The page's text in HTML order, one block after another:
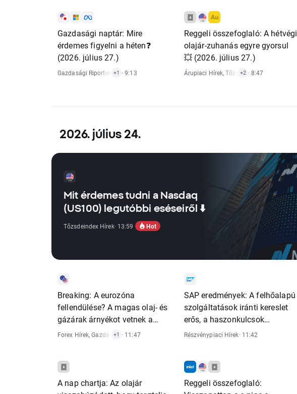
Gazdasági naptár: Mire
érdemes figyelni a héten❓
(2026. július 27.)
Gazdasági Riportok ,Részvénypiaci Hírek
+1 · 9:13
Reggeli összefoglaló: A hétvégi
olajár-zuhanás egyre gyorsul
💥 (2026. július 27.)
Árupiaci Hírek,Tőzsdeindex Hírek
+2 · 8:47
2026. július 24.
Mit érdemes tudni a Nasdaq
(US100) legutóbbi eséseiről ⬇️
Tőzsdeindex Hírek· 13:59 Hot
Breaking: A eurozóna
fellendülése? A magas olaj- és
gázárak árnyékot vetnek a
kedvező PMI-adatokra
Forex Hírek,Gazdasági Riportok
+1 · 11:47
SAP eredmények: A felhőalapú
szolgáltatások iránti kereslet
erős, a haszonkulcsok
továbbra is nyomás alatt
Részvénypiaci Hírek· 11:42
A nap chartja: Az olajár
Reggeli összefoglaló: